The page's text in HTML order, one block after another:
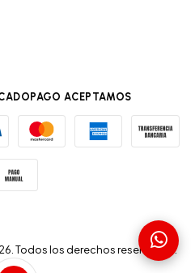
ACEPTAMOS
Todos los derechos reservados.